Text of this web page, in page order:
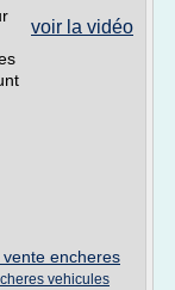
voir la vidéo
encheres
vehicules